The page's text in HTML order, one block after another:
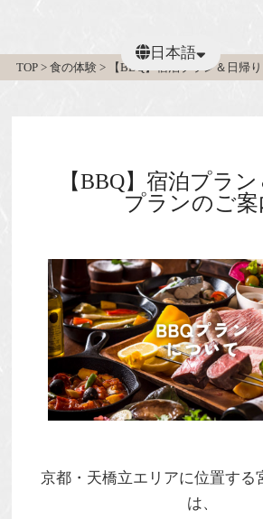
日本語
TOP >食の体験 > 【BBQ】宿泊プラン＆日帰
【BBQ】宿泊プラ
プランのご案
京都・天橋立エリアに位置する
は、